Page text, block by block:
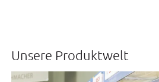
Unsere Produktwelt